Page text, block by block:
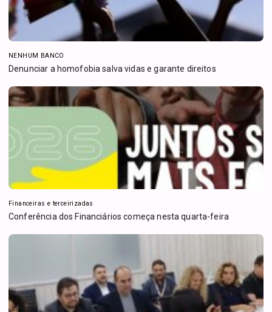
NENHUM BANCO
Denunciar a homofobia salva vidas e garante direitos
Financeiras e terceirizadas
Conferência dos Financiários começa nesta quarta-feira